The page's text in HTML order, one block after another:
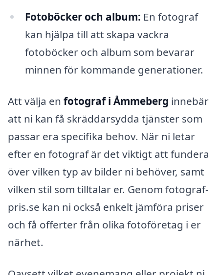
Fotoböcker och album: En fotograf
kan hjälpa till att skapa vackra
fotoböcker och album som bevarar
minnen för kommande generationer.
Att välja en fotograf i Åmmeberg innebär
att ni kan få skräddarsydda tjänster som
passar era specifika behov. När ni letar
efter en fotograf är det viktigt att fundera
över vilken typ av bilder ni behöver, samt
vilken stil som tilltalar er. Genom fotograf-
pris.se kan ni också enkelt jämföra priser
och få offerter från olika fotoföretag i er
närhet.